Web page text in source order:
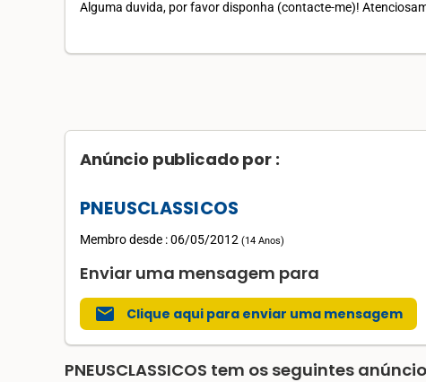
Alguma duvida, por favor disponha (contacte-me)!
Anúncio publicado por :
PNEUSCLASSICOS
Membro desde : 06/05/2012 (14 Anos)
Enviar uma mensagem para
mail Clique aqui para enviar uma mensagem
PNEUSCLASSICOS tem os seguintes